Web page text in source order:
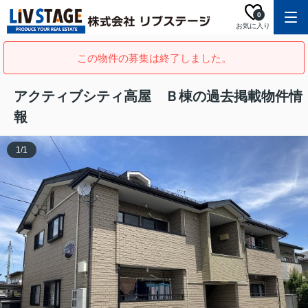
お気に入り
0
この物件の募集は終了しました。
アクティブシティ高屋 Ｂ棟の過去掲載物件情
報
1/1